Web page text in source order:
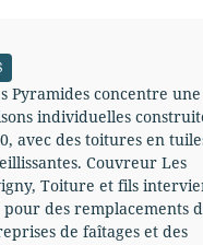
Pyramides concentre
individuelles
avec des toitures en
Couvreur Les
Toiture et fils
des remplacements
de faîtages et des